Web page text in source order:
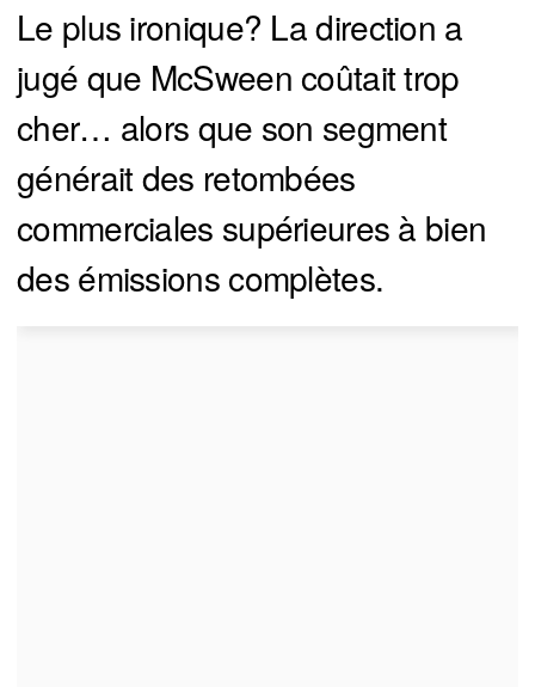
Le plus ironique? La direction a
jugé que McSween coûtait trop
cher… alors que son segment
générait des retombées
commerciales supérieures à bien
des émissions complètes.